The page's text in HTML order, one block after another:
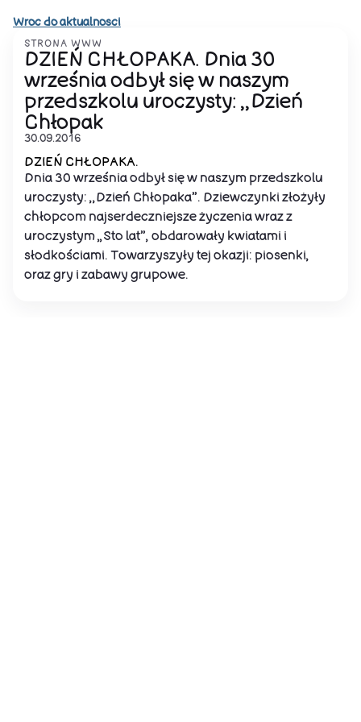
Wroc do aktualnosci
STRONA WWW
DZIEŃ CHŁOPAKA. Dnia 30
września odbył się w naszym
przedszkolu uroczysty: ,,Dzień
Chłopak
30.09.2016
DZIEŃ CHŁOPAKA.
Dnia 30 września odbył się w naszym przedszkolu
uroczysty: ,,Dzień Chłopaka”. Dziewczynki złożyły
chłopcom najserdeczniejsze życzenia wraz z
uroczystym „Sto lat”, obdarowały kwiatami i
słodkościami. Towarzyszyły tej okazji: piosenki,
oraz gry i zabawy grupowe.